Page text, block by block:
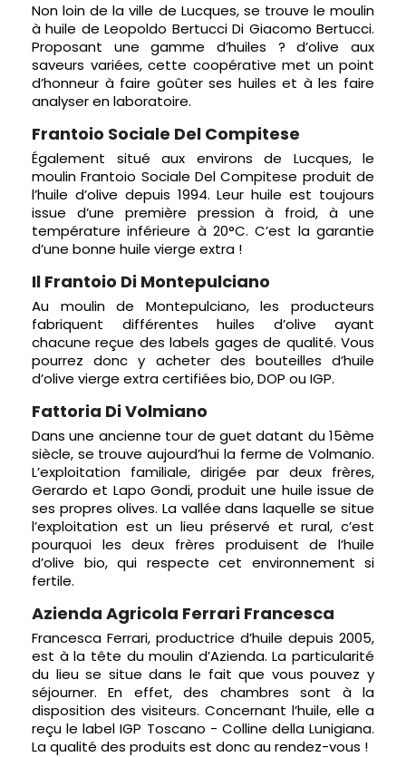
Non loin de la ville de Lucques, se trouve le moulin
à huile de Leopoldo Bertucci Di Giacomo Bertucci.
Proposant une gamme d’huiles ? d’olive aux
saveurs variées, cette coopérative met un point
d’honneur à faire goûter ses huiles et à les faire
analyser en laboratoire.
Frantoio Sociale Del Compitese
Également situé aux environs de Lucques, le
moulin Frantoio Sociale Del Compitese produit de
l’huile d’olive depuis 1994. Leur huile est toujours
issue d’une première pression à froid, à une
température inférieure à 20°C. C’est la garantie
d’une bonne huile vierge extra !
Il Frantoio Di Montepulciano
Au moulin de Montepulciano, les producteurs
fabriquent différentes huiles d’olive ayant
chacune reçue des labels gages de qualité. Vous
pourrez donc y acheter des bouteilles d’huile
d’olive vierge extra certifiées bio, DOP ou IGP.
Fattoria Di Volmiano
Dans une ancienne tour de guet datant du 15ème
siècle, se trouve aujourd’hui la ferme de Volmanio.
L’exploitation familiale, dirigée par deux frères,
Gerardo et Lapo Gondi, produit une huile issue de
ses propres olives. La vallée dans laquelle se situe
l’exploitation est un lieu préservé et rural, c’est
pourquoi les deux frères produisent de l’huile
d’olive bio, qui respecte cet environnement si
fertile.
Azienda Agricola Ferrari Francesca
Francesca Ferrari, productrice d’huile depuis 2005,
est à la tête du moulin d’Azienda. La particularité
du lieu se situe dans le fait que vous pouvez y
séjourner. En effet, des chambres sont à la
disposition des visiteurs. Concernant l’huile, elle a
reçu le label IGP Toscano - Colline della Lunigiana.
La qualité des produits est donc au rendez-vous !